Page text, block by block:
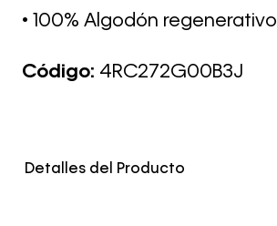
• 100% Algodón regenerativo
Código: 4RC272G00B3J
Detalles del Producto